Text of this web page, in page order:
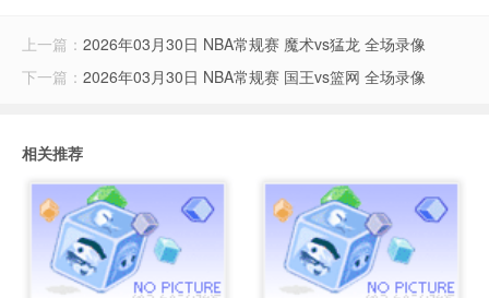
上一篇： 2026年03月30日 NBA常规赛 魔术vs猛龙 全场录像
下一篇： 2026年03月30日 NBA常规赛 国王vs篮网 全场录像
相关推荐